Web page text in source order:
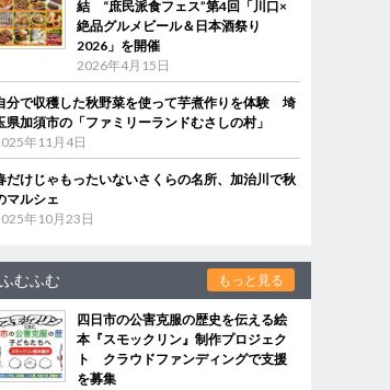
結 “庶民派食フェス”第4回「川口×
絶品グルメビール＆日本酒祭り
2026」を開催
2026年4月15日
分で収穫した秋野菜を使って芋煮作りを体験 埼
県加須市の「ファミリーランドむさしの村」
年11月4日
だけじゃもったいないさくらの名所、加治川で秋
マルシェ
年10月23日
ふむふむ もっと見る
四日市の公害克服の歴史を伝える絵
本『スモックリン』制作プロジェク
ト クラウドファンディングで支援
を募集